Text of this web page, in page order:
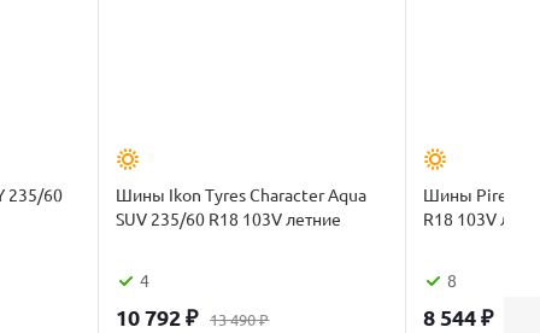
235/60
Шины Ikon Tyres Character Aqua
SUV 235/60 R18 103V летние
4
10 792₽ 13 490₽
Шины Pirelli
R18 103V
8
8 544₽